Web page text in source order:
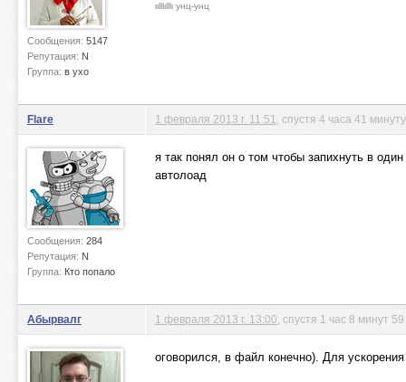
Сообщения: 5147
Репутация: N
Группа: в ухо
ιιlllιlllι унц-унц
Flare
Сообщения: 284
Репутация: N
Группа: Кто попало
1 февраля 2013 г. 11:51 , спустя 4 часа 41
я так понял он о том чтобы запихнуть в
автолоад
Абырвалг 1 февраля 2013 г. 13:00 , спустя 1 час 8 минут
оговорился, в файл конечно). Для ускорения